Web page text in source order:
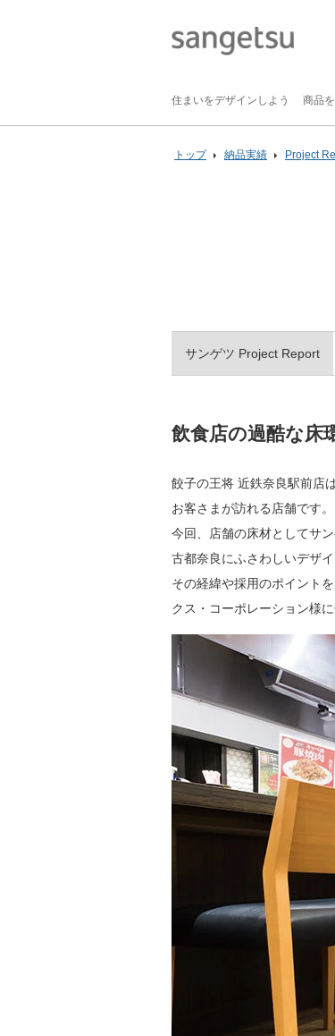
住まいをデザインしよう 商品
トップ 納品実績 Project
サンゲツ Project Report
飲食店の過酷な床
餃子の王将 近鉄奈良駅前店
お客さまが訪れる店舗です。
今回、店舗の床材としてサ
古都奈良にふさわしいデザ
その経緯や採用のポイント
クス・コーポレーション様に